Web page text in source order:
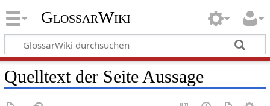
GlossarWiki
Quelltext der Seite Aussage